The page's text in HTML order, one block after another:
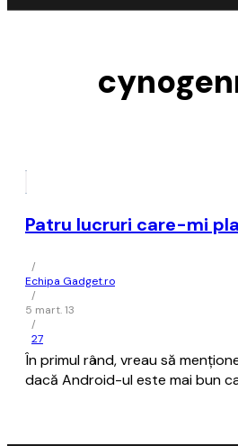
Patru lucruri care-mi
/
Echipa Gadget.ro
/
5 mart. 13
/
27
În primul rând, vreau să
dacă Android-ul este mai bun